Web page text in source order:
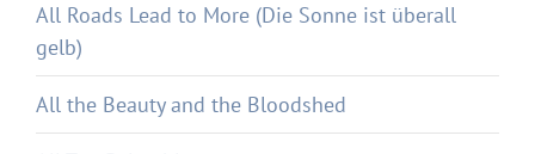
All Roads Lead to More (Die Sonne ist überall
gelb)
All the Beauty and the Bloodshed